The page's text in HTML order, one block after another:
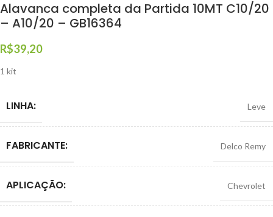
Alavanca completa da Partida 10MT C10/20
– A10/20 – GB16364
R$39,20
1 kit
LINHA: Leve
FABRICANTE: Delco Remy
APLICAÇÃO: Chevrolet